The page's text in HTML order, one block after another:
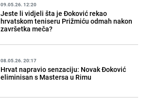
09.05.26. 12:20
Jeste li vidjeli šta je Đoković rekao
hrvatskom teniseru Prižmiću odmah nakon
završetka meča?
08.05.26. 20:17
Hrvat napravio senzaciju: Novak Đoković
eliminisan s Mastersa u Rimu